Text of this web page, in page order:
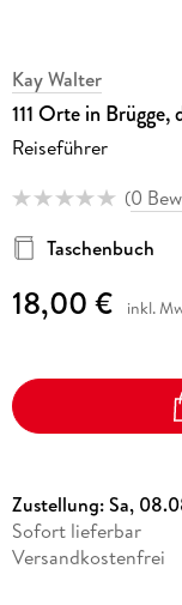
Kay Walter
111 Orte in Brügge,
Reiseführer
(0
Taschenbuch
18,00 € inkl.
Zustellung:Sa,
Sofort lieferbar
Versandkostenfrei